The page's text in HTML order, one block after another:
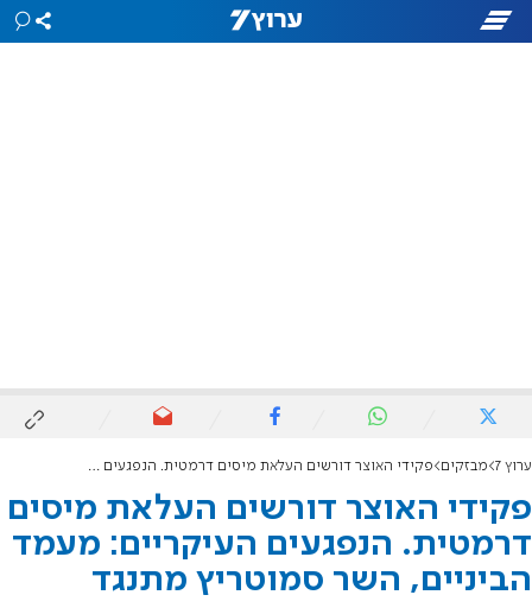
ערוץ 7 מבזקים פקידי האוצר דורשים העלאת מיסים דרמטית. הנפגעים העיקריים: מעמד הביניים, השר סמוטריץ מתנגד
פקידי האוצר דורשים העלאת מיסים
דרמטית. הנפגעים העיקריים: מעמד
הביניים, השר סמוטריץ מתנגד